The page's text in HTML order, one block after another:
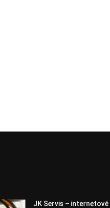
JK Servis – internetové